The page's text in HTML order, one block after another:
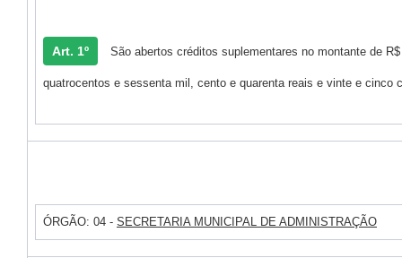
Art. 1º São abertos créditos suplementares no montante de
quatrocentos e sessenta mil, cento e quarenta reais e vinte e cinco
ÓRGÃO: 04 - SECRETARIA MUNICIPAL DE ADMINISTRAÇÃO